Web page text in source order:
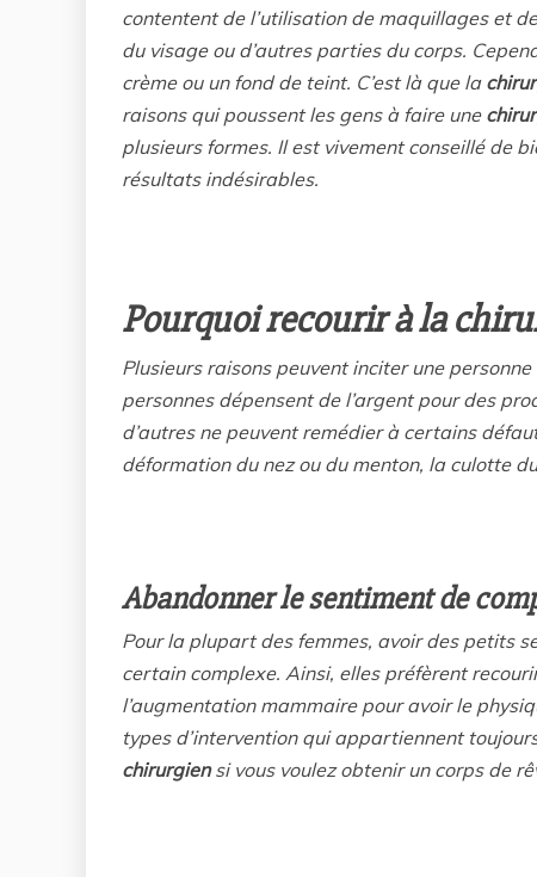
contentent de l’utilisation de maquillages et
du visage ou d’autres parties du corps.
crème ou un fond de teint. C’est là que la
raisons qui poussent les gens à faire une
plusieurs formes. Il est vivement conseillé de
résultats indésirables.
Pourquoi recourir à la
Plusieurs raisons peuvent inciter une
personnes dépensent de l’argent pour des
d’autres ne peuvent remédier à certains
déformation du nez ou du menton, la culotte
Abandonner le sentiment de
Pour la plupart des femmes, avoir des petits
certain complexe. Ainsi, elles préfèrent
l’augmentation mammaire pour avoir le
types d’intervention qui appartiennent
chirurgiensi vous voulez obtenir un corps de